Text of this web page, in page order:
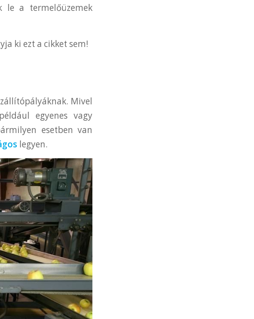
le a termelőüzemek
ki ezt a cikket sem!
Mivel
egyenes vagy
esetben van
legyen.